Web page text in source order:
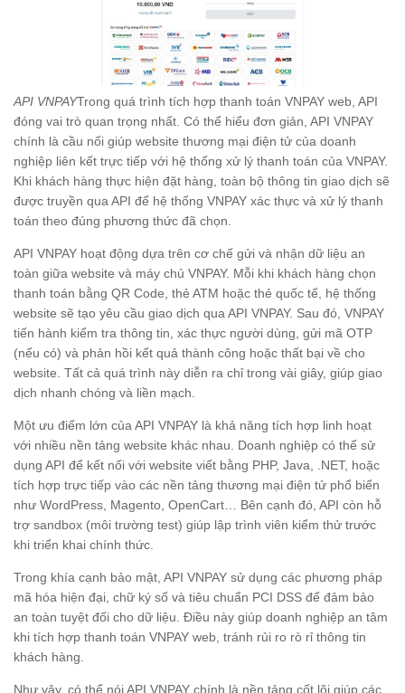
API VNPAYTrong quá trình tích hợp thanh toán VNPAY web, API
đóng vai trò quan trọng nhất. Có thể hiểu đơn giản, API VNPAY
chính là cầu nối giúp website thương mại điện tử của doanh
nghiệp liên kết trực tiếp với hệ thống xử lý thanh toán của VNPAY.
Khi khách hàng thực hiện đặt hàng, toàn bộ thông tin giao dịch sẽ
được truyền qua API để hệ thống VNPAY xác thực và xử lý thanh
toán theo đúng phương thức đã chọn.
API VNPAY hoạt động dựa trên cơ chế gửi và nhận dữ liệu an
toàn giữa website và máy chủ VNPAY. Mỗi khi khách hàng chọn
thanh toán bằng QR Code, thẻ ATM hoặc thẻ quốc tế, hệ thống
website sẽ tạo yêu cầu giao dịch qua API VNPAY. Sau đó, VNPAY
tiến hành kiểm tra thông tin, xác thực người dùng, gửi mã OTP
(nếu có) và phản hồi kết quả thành công hoặc thất bại về cho
website. Tất cả quá trình này diễn ra chỉ trong vài giây, giúp giao
dịch nhanh chóng và liền mạch.
Một ưu điểm lớn của API VNPAY là khả năng tích hợp linh hoạt
với nhiều nền tảng website khác nhau. Doanh nghiệp có thể sử
dụng API để kết nối với website viết bằng PHP, Java, .NET, hoặc
tích hợp trực tiếp vào các nền tảng thương mại điện tử phổ biến
như WordPress, Magento, OpenCart… Bên cạnh đó, API còn hỗ
trợ sandbox (môi trường test) giúp lập trình viên kiểm thử trước
khi triển khai chính thức.
Trong khía cạnh bảo mật, API VNPAY sử dụng các phương pháp
mã hóa hiện đại, chữ ký số và tiêu chuẩn PCI DSS để đảm bảo
an toàn tuyệt đối cho dữ liệu. Điều này giúp doanh nghiệp an tâm
khi tích hợp thanh toán VNPAY web, tránh rủi ro rò rỉ thông tin
khách hàng.
Như vậy, có thể nói API VNPAY chính là nền tảng cốt lõi giúp các